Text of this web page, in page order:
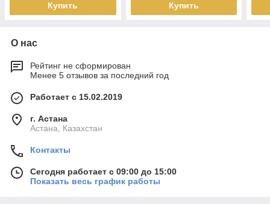
Купить Купить
О нас
Рейтинг не сформирован
Менее 5 отзывов за последний год
Работает с 15.02.2019
г. Астана
Астана, Казахстан
Контакты
Сегодня работает с 09:00 до 15:00
Показать весь график работы